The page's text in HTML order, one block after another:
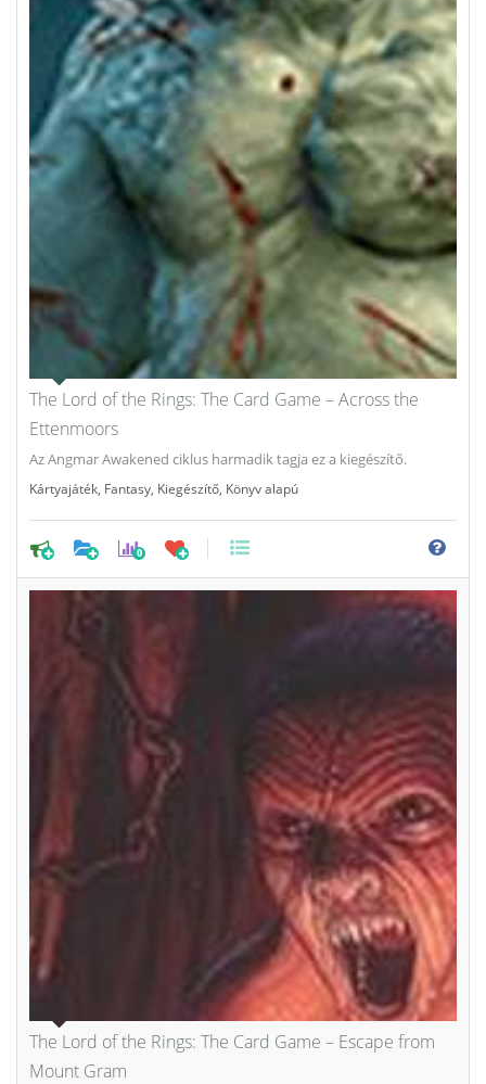
The Lord of the Rings: The Card Game – Across the
Ettenmoors
Az Angmar Awakened ciklus harmadik tagja ez a kiegészítő.
Kártyajáték Fantasy Kiegészítő Könyv alapú
0
The Lord of the Rings: The Card Game – Escape from
Mount Gram